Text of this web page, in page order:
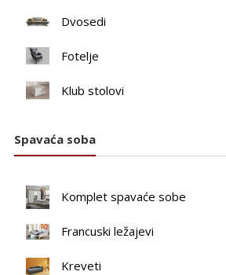
Dvosedi
Fotelje
Klub stolovi
Spavaća soba
Komplet spavaće sobe
Francuski ležajevi
Kreveti